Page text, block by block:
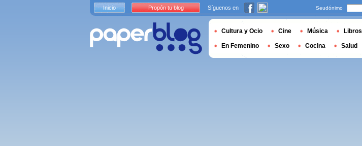
Inicio Propón tu blog Síguenos en Seudónimo
Cultura y Ocio Cine Música Libros
En Femenino Sexo Cocina Salud